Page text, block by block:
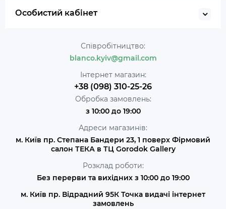
Особистий кабінет
Співробітництво:
blanco.kyiv@gmail.com
Інтернет магазин:
+38 (098) 310-25-26
Обробка замовлень:
з 10:00 до 19:00
Адреси магазинів:
м. Київ пр. Степана Бандери 23, 1 поверх Фірмовий
салон ТЕКА в ТЦ Gorodok Gallery
Розклад роботи:
Без перерви та вихідних з 10:00 до 19:00
м. Київ пр. Відрадний 95К Точка видачі інтернет
замовлень